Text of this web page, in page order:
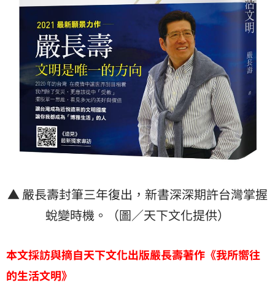
▲ 嚴長壽封筆三年復出，新書深深期許台灣掌握
蛻變時機。（圖／天下文化提供）
本文採訪與摘自天下文化出版嚴長壽著作《我所嚮往
的生活文明》